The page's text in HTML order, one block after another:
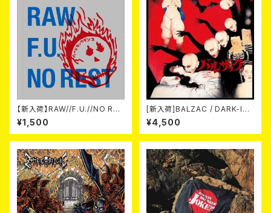
【新入荷】RAW//F.U.//NO RES
T / 3way split EP ハード ラッ
ク ダンス (CD)
¥1,500
[新入荷]BALZAC / DARK-IS
M -20th Anniversary Comp
ilation- (2CD)
¥4,500